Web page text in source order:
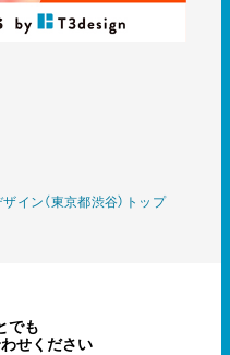
イン（東京都渋谷）トップ
でも
せください